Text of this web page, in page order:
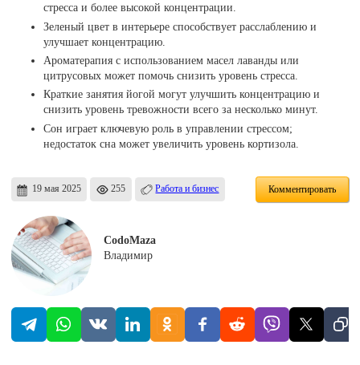
стресса и более высокой концентрации.
Зеленый цвет в интерьере способствует расслаблению и
улучшает концентрацию.
Ароматерапия с использованием масел лаванды или
цитрусовых может помочь снизить уровень стресса.
Краткие занятия йогой могут улучшить концентрацию и
снизить уровень тревожности всего за несколько минут.
Сон играет ключевую роль в управлении стрессом;
недостаток сна может увеличить уровень кортизола.
19 мая 2025 255 Работа и бизнес Комментировать
CodoMaza
Владимир